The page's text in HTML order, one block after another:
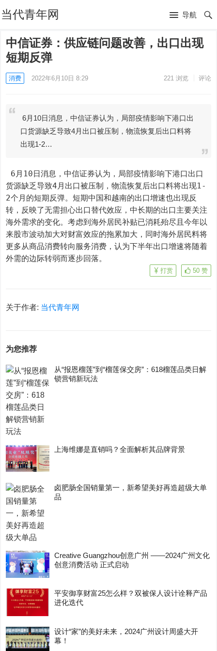
当代青年网 导航
中信证券：供应链问题改善，出口出现
短期反弹
消费 2022年6月10日 8:29 221浏览 评论
6月10日消息，中信证券认为，局部疫情影响下港口出
口货源缺乏导致4月出口被压制，物流恢复后出口料将
出现1-2…
6月10日消息，中信证券认为，局部疫情影响下港口出口
货源缺乏导致4月出口被压制，物流恢复后出口料将出现1-
2个月的短期反弹。短期中国和越南的出口增速也出现反
转，反映了无需担心出口替代效应，中长期的出口主要关注
海外需求的变化。考虑到海外居民补贴已消耗殆尽且今年以
来股市波动加大对财富效应的拖累加大，同时海外居民料将
更多从商品消费转向服务消费，认为下半年出口增速将随着
外需的边际转弱而逐步回落。
50 赞
打赏
关于作者: 当代青年网
为您推荐
从“报恩榴莲”到“榴莲保交房”：618榴莲品类日解
锁营销新玩法
上海维娜是直销吗？全面解析其品牌背景
卤肥肠全国销量第一，新希望美好再造超级大单
品
Creative Guangzhou创意广州 ——2024广州文化
创意消费活动 正式启动
平安御享财富25怎么样？双被保人设计诠释产品
进化迭代
设计“家”的美好未来，2024广州设计周盛大开
幕！